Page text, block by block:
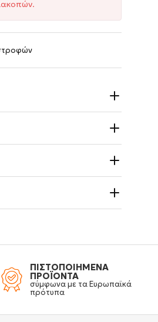
ΠΙΣΤΟΠΟΙΗΜΕΝΑ
ΠΡΟΪΟΝΤΑ
σύμφωνα με τα Ευρωπαϊκά
πρότυπα